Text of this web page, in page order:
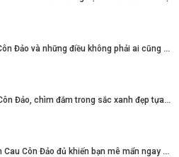
Hòn Bảy Cạnh Côn Đảo và những điều không phải ai cũng biết
Hòn Bông Lan Côn Đảo, chìm đắm trong sắc xanh đẹp tựa thiên đường
Vẻ đẹp của Hòn Cau Côn Đảo đủ khiến bạn mê mẩn ngay từ lần đầu